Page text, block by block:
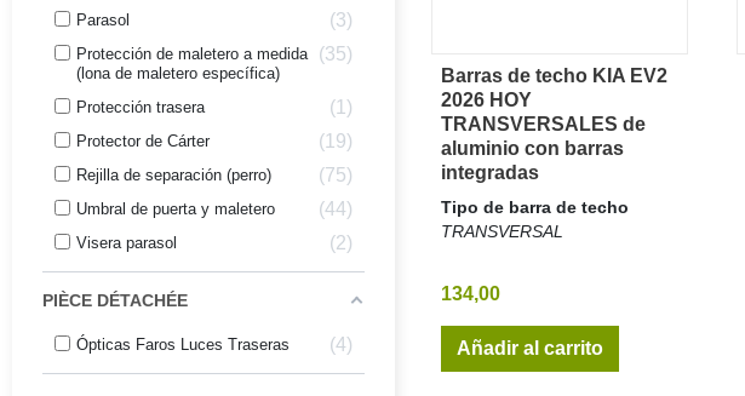
Parasol 3
Protección de maletero a medida
(lona de maletero específica)
35
Protección trasera 1
Protector de Cárter 19
Rejilla de separación (perro) 75
Umbral de puerta y maletero 44
Visera parasol 2
PIÈCE DÉTACHÉE
Ópticas Faros Luces Traseras 4
Vista rápida
Barras de techo KIA EV2
2026 HOY
TRANSVERSALES de
aluminio con barras
integradas
Tipo de barra de techo
TRANSVERSAL
134,00
Añadir al carrito